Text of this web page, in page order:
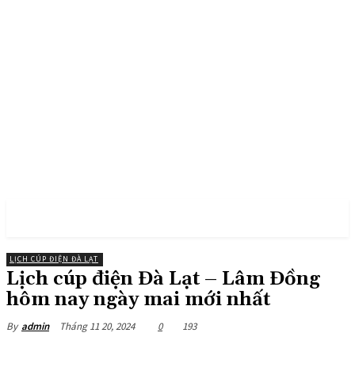
LỊCH CÚP ĐIỆN ĐÀ LẠT
Lịch cúp điện Đà Lạt – Lâm Đồng
hôm nay ngày mai mới nhất
By admin Tháng 11 20, 2024 0 193